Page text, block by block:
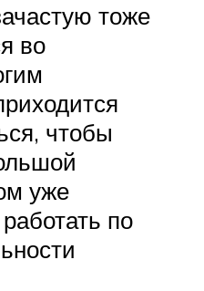
тоже
во
чтобы
уже
по